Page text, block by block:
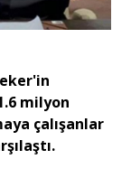
milyon
çalışanlar